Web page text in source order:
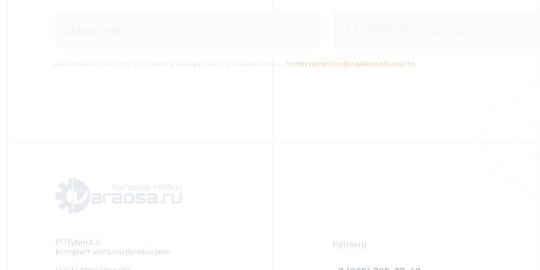
политикой конфиденциальности
Контакты
ИП Кувин А.А.
Интернет-магазин рулевых реек